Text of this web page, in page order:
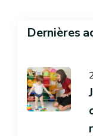
Dernières